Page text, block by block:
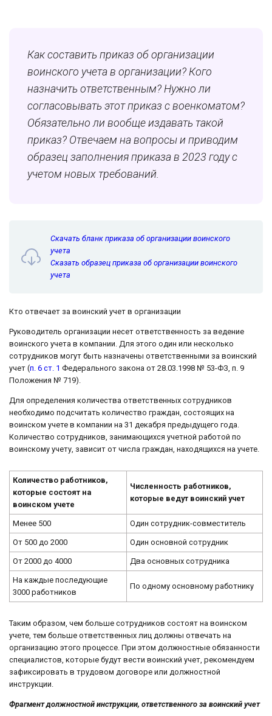
Как составить приказ об организации
воинского учета в организации? Кого
назначить ответственным? Нужно ли
согласовывать этот приказ с военкоматом?
Обязательно ли вообще издавать такой
приказ? Отвечаем на вопросы и приводим
образец заполнения приказа в 2023 году с
учетом новых требований.
Скачать бланк приказа об организации воинского
учета
Сказать образец приказа об организации воинского
учета
Кто отвечает за воинский учет в организации
Руководитель организации несет ответственность за ведение
воинского учета в компании. Для этого один или несколько
сотрудников могут быть назначены ответственными за воинский
учет (п. 6 ст. 1 Федерального закона от 28.03.1998 № 53-ФЗ, п. 9
Положения № 719).
Для определения количества ответственных сотрудников
необходимо подсчитать количество граждан, состоящих на
воинском учете в компании на 31 декабря предыдущего года.
Количество сотрудников, занимающихся учетной работой по
воинскому учету, зависит от числа граждан, находящихся на учете.
Количество работников,
которые состоят на
воинском учете
Численность работников,
которые ведут воинский учет
Менее 500 Один сотрудник-совместитель
От 500 до 2000 Один основной сотрудник
От 2000 до 4000 Два основных сотрудника
На каждые последующие
3000 работников
По одному основному работнику
Таким образом, чем больше сотрудников состоят на воинском
учете, тем больше ответственных лиц должны отвечать на
организацию этого процессе. При этом должностные обязанности
специалистов, которые будут вести воинский учет, рекомендуем
зафиксировать в трудовом договоре или должностной
инструкции.
Фрагмент должностной инструкции, ответственного за воинский учет